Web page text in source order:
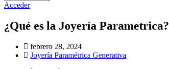
Acceder
¿Qué es la Joyería Parametrica?
febrero 28, 2024
Joyería Paramétrica Generativa